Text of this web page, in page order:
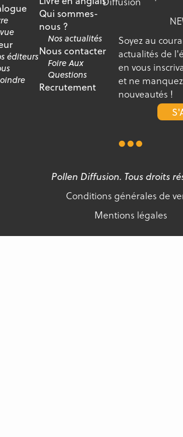
éditeurs
Qui sommes-
nous ?
Nos actualités
Nous contacter
Foire Aux
Questions
Recrutement
Soyez au
actualités de
en vous
et ne
nouveautés !
Pollen Diffusion. Tous droits
Conditions générales de
Mentions légales